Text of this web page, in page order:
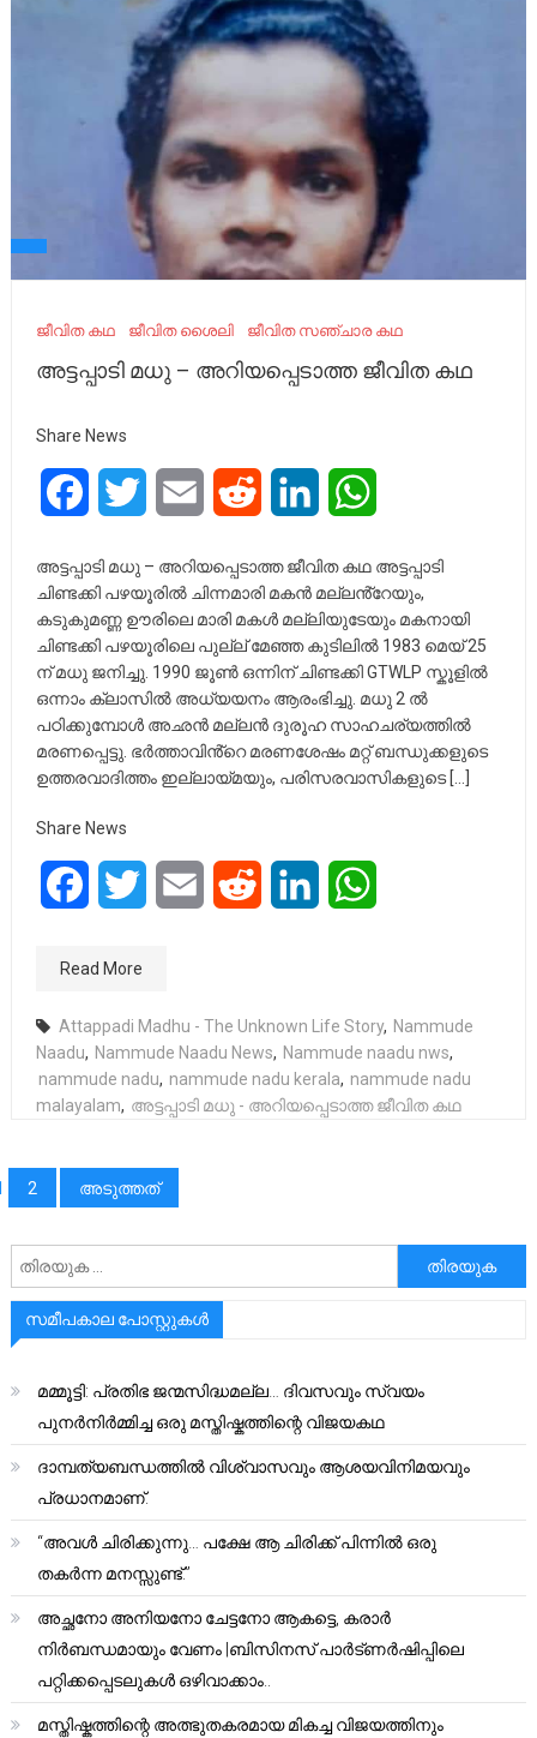
ജീവിത കഥ ജീവിത ശൈലി ജീവിത സഞ്ചാര കഥ
അട്ടപ്പാടി മധു – അറിയപ്പെടാത്ത ജീവിത കഥ
Share News
FacebookTwitter Email Reddit LinkedIn
അട്ടപ്പാടി മധു – അറിയപ്പെടാത്ത ജീവിത കഥ അട്ടപ്പാടി
ചിണ്ടക്കി പഴയൂരിൽ ചിന്നമാരി മകൻ മല്ലൻ്റേയും,
കടുകുമണ്ണ ഊരിലെ മാരി മകൾ മല്ലിയുടേയും മകനായി
ചിണ്ടക്കി പഴയൂരിലെ പുല്ല് മേഞ്ഞ കുടിലിൽ 1983 മെയ് 25
ന് മധു ജനിച്ചു. 1990 ജൂൺ ഒന്നിന് ചിണ്ടക്കി GTWLP സ്കൂളിൽ
ഒന്നാം ക്ലാസിൽ അധ്യയനം ആരംഭിച്ചു. മധു 2 ൽ
പഠിക്കുമ്പോൾ അഛൻ മല്ലൻ ദുരൂഹ സാഹചര്യത്തിൽ
മരണപ്പെട്ടു. ഭർത്താവിൻ്റെ മരണശേഷം മറ്റ് ബന്ധുക്കളുടെ
ഉത്തരവാദിത്തം ഇല്ലായ്മയും, പരിസരവാസികളുടെ […]
Share News
FacebookTwitter Email Reddit LinkedIn
Read More
Attappadi Madhu - The Unknown Life Story, Nammude
Naadu, Nammude Naadu News, Nammude naadu nws,
nammude nadu, nammude nadu kerala, nammude nadu
malayalam, അട്ടപ്പാടി മധു - അറിയപ്പെടാത്ത ജീവിത കഥ
2 അടുത്തത്
അനേഷിക്കുക
സമീപകാല പോസ്റ്റുകൾ
മമ്മൂട്ടി: പ്രതിഭ ജന്മസിദ്ധമല്ല… ദിവസവും സ്വയം
പുനർനിർമ്മിച്ച ഒരു മസ്തിഷ്കത്തിന്റെ വിജയകഥ
ദാമ്പത്യബന്ധത്തിൽ വിശ്വാസവും ആശയവിനിമയവും
പ്രധാനമാണ്.
“അവൾ ചിരിക്കുന്നു… പക്ഷേ ആ ചിരിക്ക് പിന്നിൽ ഒരു
തകർന്ന മനസ്സുണ്ട്.”
അച്ഛനോ അനിയനോ ചേട്ടനോ ആകട്ടെ, കരാർ
നിർബന്ധമായും വേണം |ബിസിനസ് പാർട്ണർഷിപ്പിലെ
പറ്റിക്കപ്പെടലുകൾ ഒഴിവാക്കാം..
മസ്തിഷ്കത്തിന്റെ അത്ഭുതകരമായ മികച്ച വിജയത്തിനും